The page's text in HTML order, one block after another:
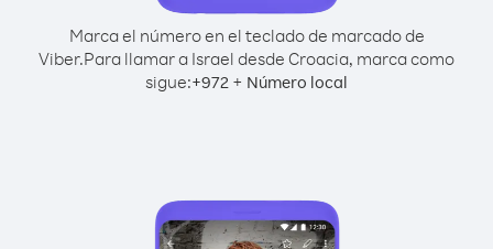
Marca el número en el teclado de marcado de
Viber.Para llamar a Israel desde Croacia, marca como
sigue:+972 + Número local